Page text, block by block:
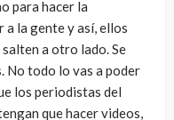
para hacer la
a la gente y así, ellos
a otro lado. Se
No todo lo vas a poder
los periodistas del
que hacer videos,